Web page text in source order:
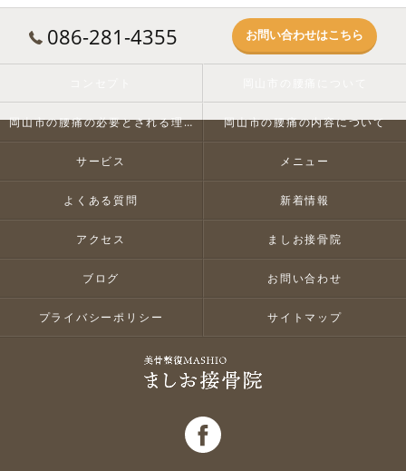
086-281-4355 お問い合わせはこちら
岡山市の腰痛の必要とされる理由 岡山市の腰痛の内容について
サービス メニュー
よくある質問 新着情報
アクセス ましお接骨院
ブログ お問い合わせ
プライバシーポリシー サイトマップ